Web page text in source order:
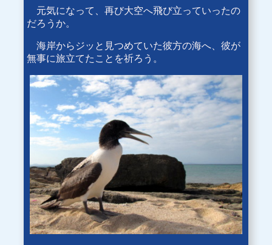
元気になって、再び大空へ飛び立っていったの
だろうか。
海岸からジッと見つめていた彼方の海へ、彼が
無事に旅立てたことを祈ろう。